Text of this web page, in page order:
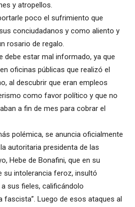
y atropellos.
poco el sufrimiento que
conciudadanos y como aliento y
rosario de regalo.
debe estar mal informado, ya que
oficinas públicas que realizó el
al descubrir que eran empleos
como favor político y que no
a fin de mes para cobrar el
polémica, se anuncia oficialmente
autoritaria presidenta de las
Hebe de Bonafini, que en su
su intolerancia feroz, insultó
sus fieles, calificándolo
fascista”. Luego de esos ataques al